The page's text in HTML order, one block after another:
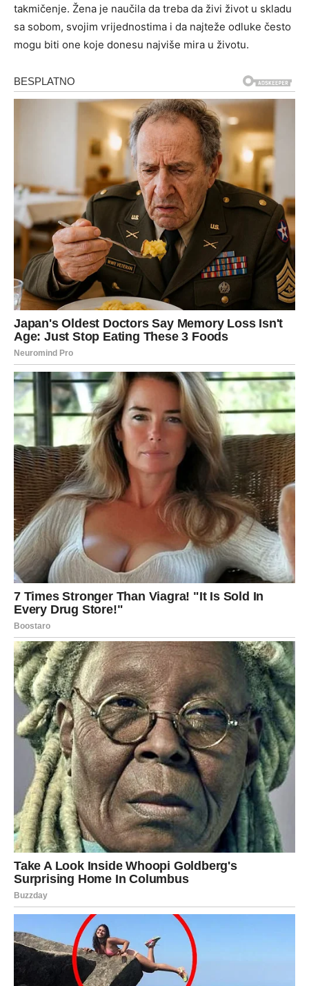
takmičenje. Žena je naučila da treba da živi život u skladu
sa sobom, svojim vrijednostima i da najteže odluke često
mogu biti one koje donesu najviše mira u životu.